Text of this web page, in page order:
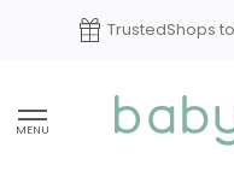
tot €2500
MENU